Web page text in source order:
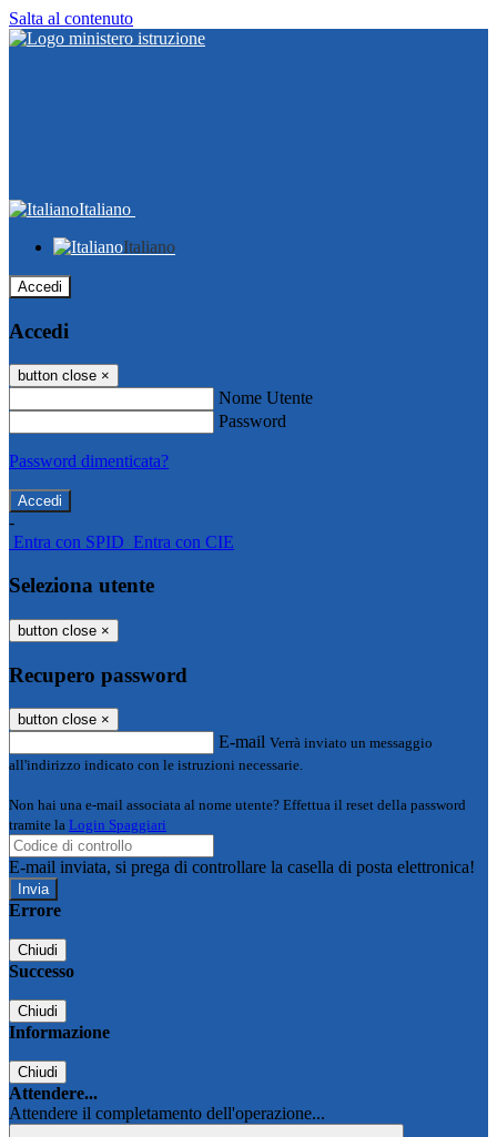
Salta al contenuto
Italiano
Italiano
Accedi
Accedi
button close ×
Nome Utente
Password
Password dimenticata?
-
Entra con SPID Entra con CIE
Seleziona utente
button close ×
Recupero password
button close ×
E-mail Verrà inviato un messaggio
all'indirizzo indicato con le istruzioni necessarie.
Non hai una e-mail associata al nome utente? Effettua il reset della password
tramite la Login Spaggiari
E-mail inviata, si prega di controllare la casella di posta elettronica!
Errore
Chiudi
Successo
Chiudi
Informazione
Chiudi
Attendere...
Attendere il completamento dell'operazione...